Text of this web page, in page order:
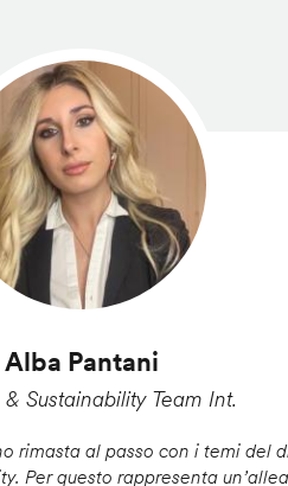
Alba Pantani
& Sustainability Team Int.
rimasta al passo con i temi del
Per questo rappresenta